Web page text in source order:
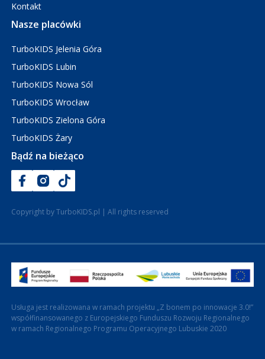
Kontakt
Nasze placówki
TurboKIDS Jelenia Góra
TurboKIDS Lubin
TurboKIDS Nowa Sól
TurboKIDS Wrocław
TurboKIDS Zielona Góra
TurboKIDS Żary
Bądź na bieżąco
Copyright by TurboKIDS.pl | All rights reserved
Usługa jest realizowana w ramach projektu „Z bonem po innowacje 3.0!”
współfinansowanego z Europejskiego Funduszu Rozwoju Regionalnego
w ramach Regionalnego Programu Operacyjnego Lubuskie 2020